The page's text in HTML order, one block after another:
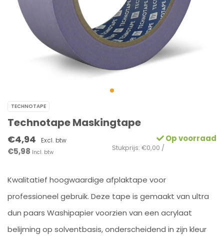
TECHNOTAPE
Technotape Maskingtape
€4,94 Excl. btw
€5,98 Incl. btw
Op voorraad
Stukprijs: €0,00 /
Kwalitatief hoogwaardige afplaktape voor
professioneel gebruik. Deze tape is gemaakt van ultra
dun paars Washipapier voorzien van een acrylaat
belijming op solventbasis, onderscheidend in zijn kleur